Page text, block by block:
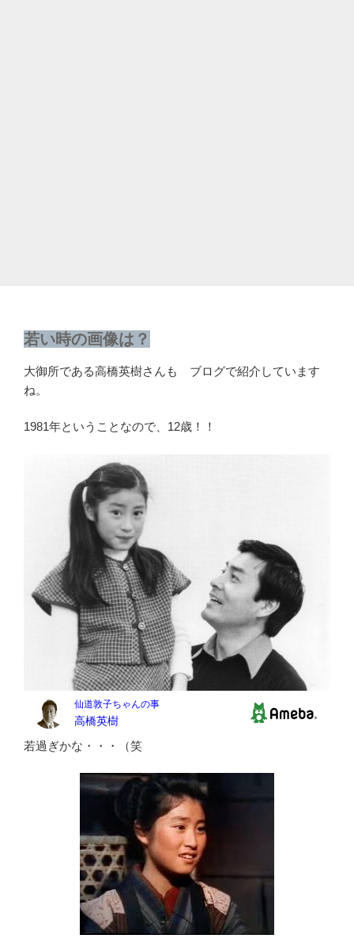
若い時の画像は？
大御所である高橋英樹さんも ブログで紹介しています
ね。
1981年ということなので、12歳！！
若過ぎかな・・・（笑